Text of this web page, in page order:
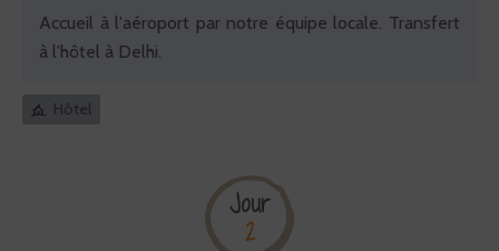
Accueil à l'aéroport par notre équipe locale. Transfert
à l'hôtel à Delhi.
Hôtel
Jour
2